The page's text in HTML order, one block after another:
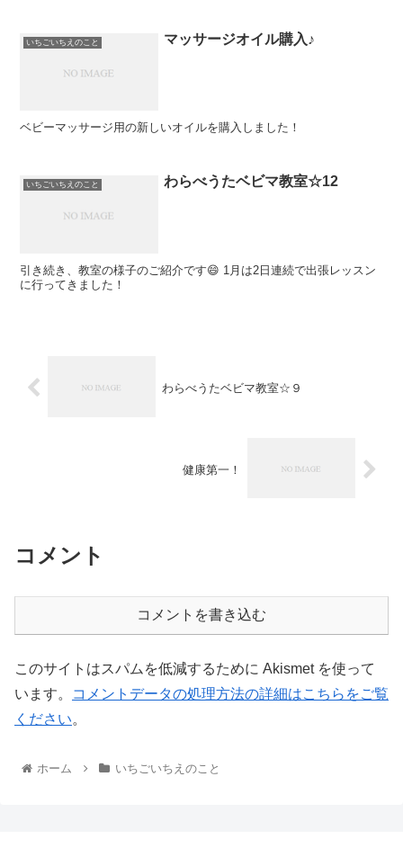
いちごいちえのこと マッサージオイル購入♪
ベビーマッサージ用の新しいオイルを購入しました！
いちごいちえのこと わらべうたベビマ教室☆12
引き続き、教室の様子のご紹介です😄 1月は2日連続で出張レッスン
に行ってきました！
わらべうたベビマ教室☆９
健康第一！
コメント
コメントを書き込む
このサイトはスパムを低減するために Akismet を使って
います。
コメントデータの処理方法の詳細はこちらをご覧
ください。
ホーム いちごいちえのこと